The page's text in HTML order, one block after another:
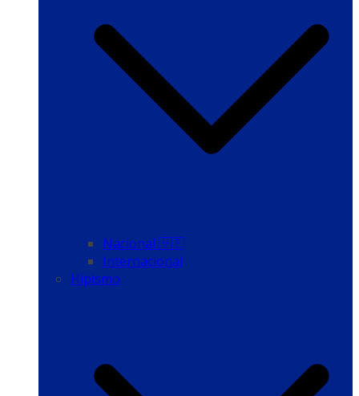
Nacional 🇻🇪
Internacional
Hipismo